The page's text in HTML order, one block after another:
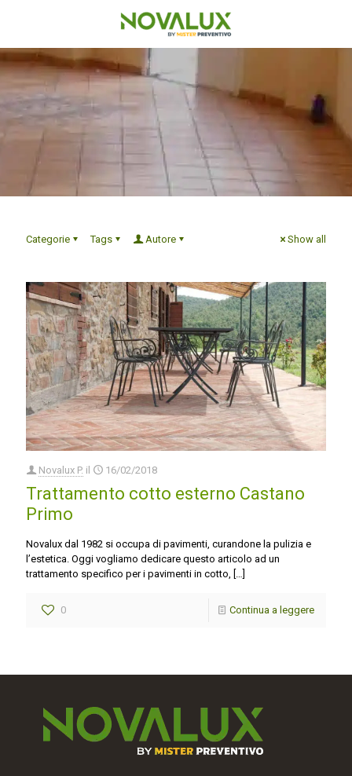
Categorie Tags Autore Show all
Novalux P. il 16/02/2018
Trattamento cotto esterno Castano
Primo
Novalux dal 1982 si occupa di pavimenti, curandone la pulizia e
l’estetica. Oggi vogliamo dedicare questo articolo ad un
trattamento specifico per i pavimenti in cotto,
0 Continua a leggere